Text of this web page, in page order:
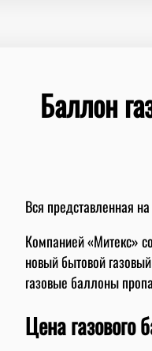
Баллон
Вся представленная
Компанией «Митекс»
новый бытовой
газовые баллоны
Цена газового